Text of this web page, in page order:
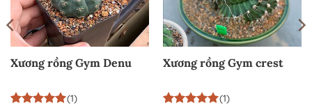
Xương rồng Gym Denu
(1)
Xương rồng Gym crest
(1)